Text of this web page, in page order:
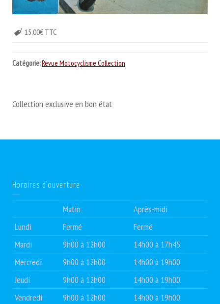
15,00€ TTC
Catégorie:Revue Motocyclisme Collection
Collection exclusive en bon état
Horaires d’ouverture
Matin
Après-midi
Lundi
Fermé
Fermé
Mardi
9h00 à 12h00
14h00 à 17h45
Mercredi
9h00 à 12h00
14h00 à 19h00
Jeudi
9h00 à 12h00
14h00 à 19h00
Vendredi
9h00 à 12h00
14h00 à 19h00